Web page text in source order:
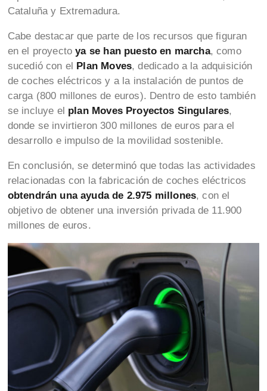
Cataluña y Extremadura.
Cabe destacar que parte de los recursos que figuran
en el proyectoya se han puesto en marcha, como
sucedió con el
Plan Moves, dedicado a la adquisición
de coches eléctricos y a la instalación de puntos de
carga (800 millones de euros). Dentro de esto también
se incluye el plan Moves Proyectos Singulares,
donde se invirtieron 300 millones de euros para el
desarrollo e impulso de la movilidad sostenible.
En conclusión, se determinó que todas las actividades
relacionadas con la fabricación de coches eléctricos
obtendrán una ayuda de 2.975 millones, con el
objetivo de obtener una inversión privada de 11.900
millones de euros.